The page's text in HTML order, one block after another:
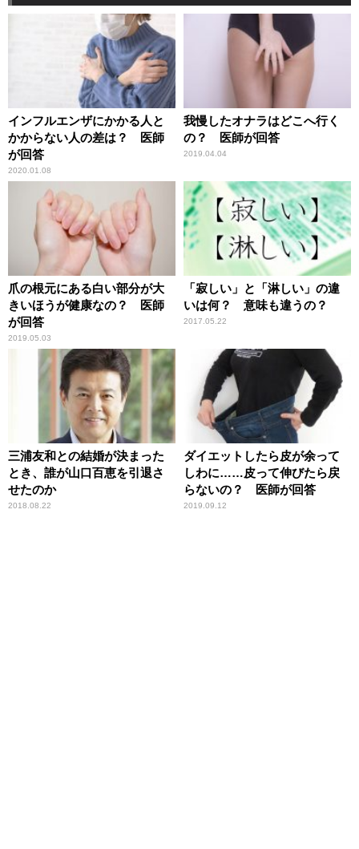
インフルエンザにかかる人と
かからない人の差は？ 医師
が回答
2020.01.08
我慢したオナラはどこへ行く
の？ 医師が回答
2019.04.04
爪の根元にある白い部分が大
きいほうが健康なの？ 医師
が回答
2019.05.03
「寂しい」と「淋しい」の違
いは何？ 意味も違うの？
2017.05.22
三浦友和との結婚が決まった
とき、誰が山口百恵を引退さ
せたのか
2018.08.22
ダイエットしたら皮が余って
しわに……皮って伸びたら戻
らないの？ 医師が回答
2019.09.12